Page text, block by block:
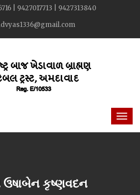
| 9427017713 | 9427313840
ઉષાબેન કૃષ્ણવદન